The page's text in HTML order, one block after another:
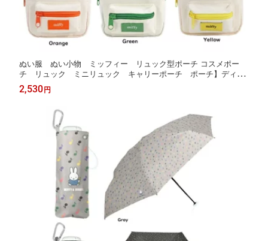
ぬい服 ぬい小物 ミッフィー リュック型ポーチ コスメポー
チ リュック ミニリュック キャリーポーチ ポーチ】ディッ
ク・ブルーナ ミッフィー ブルーナ・カラー リュック型ミニポー
チ
2,530 円